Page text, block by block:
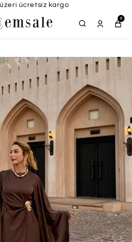
ücretsiz kargo
0